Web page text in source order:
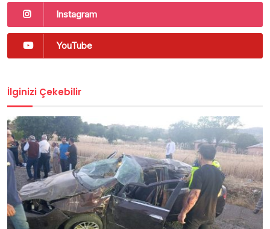
Instagram
YouTube
İlginizi Çekebilir